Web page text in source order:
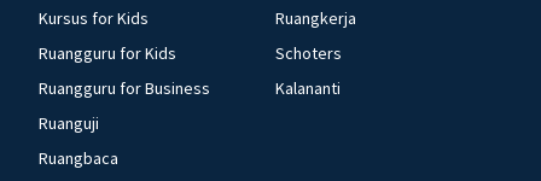
Kursus for Kids
Ruangguru for Kids
Ruangguru for Business
Ruanguji
Ruangbaca
Ruangkerja
Schoters
Kalananti